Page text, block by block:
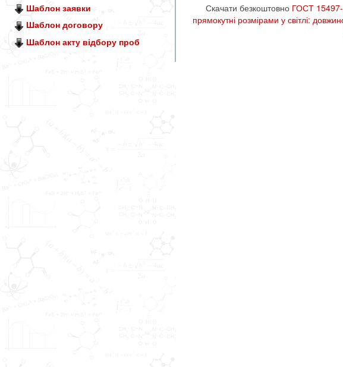
Скачати безкоштовно ГОСТ 15497-
прямокутні розмірами у світлі:
Шаблон заявки
Шаблон договору
Шаблон акту відбору проб